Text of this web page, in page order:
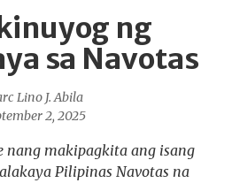
ng
sa Navotas
Lino J. Abila
2, 2025
nang makipagkita ang isang
Pilipinas Navotas na